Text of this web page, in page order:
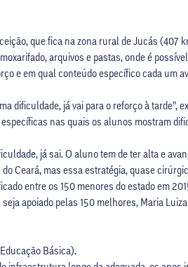
que fica na zona rural de Jucás (407
arquivos e pastas, onde é
e em qual conteúdo específico cada um
dificuldade, já vai para o reforço à tarde”,
nas quais os alunos mostram
já sai. O aluno tem de ter alta e
Ceará, mas essa estratégia, quase
entre os 150 menores do estado em
apoiado pelas 150 melhores, Maria
Básica).